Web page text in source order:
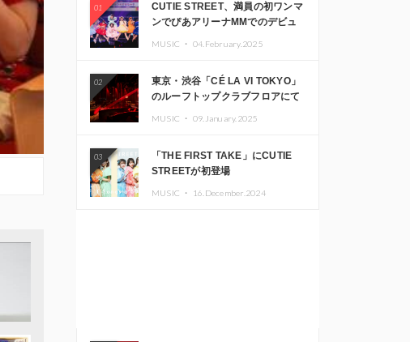
01
CUTIE STREET、満員の初ワンマ
ンでぴあアリーナMMでのデビュ
MUSIC ・ 04.February.2025
02
東京・渋谷「CÉ LA VI TOKYO」
のルーフトップクラブフロアにて
Kza（FORCE OF NATURE）ら日
本を代表するDJ・クリエイターが
出演
MUSIC ・ 09.January.2025
03
「THE FIRST TAKE」にCUTIE
STREETが初登場
MUSIC ・ 16.December.2024